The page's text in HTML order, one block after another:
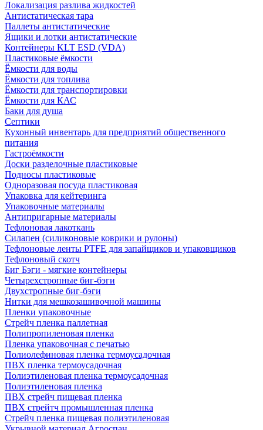
Локализация разлива жидкостей
Антистатическая тара
Паллеты антистатические
Ящики и лотки антистатические
Контейнеры KLT ESD (VDA)
Пластиковые ёмкости
Ёмкости для воды
Ёмкости для топлива
Ёмкости для транспортировки
Ёмкости для КАС
Баки для душа
Септики
Кухонный инвентарь для предприятий общественного
питания
Гастроёмкости
Доски разделочные пластиковые
Подносы пластиковые
Одноразовая посуда пластиковая
Упаковка для кейтеринга
Упаковочные материалы
Антипригарные материалы
Тефлоновая лакоткань
Силапен (силиконовые коврики и рулоны)
Тефлоновые ленты PTFE для запайщиков и упаковщиков
Тефлоновый скотч
Биг Бэги - мягкие контейнеры
Четырехстропные биг-бэги
Двухстропные биг-бэги
Нитки для мешкозашивочной машины
Пленки упаковочные
Стрейч пленка паллетная
Полипропиленовая пленка
Пленка упаковочная с печатью
Полиолефиновая пленка термоусадочная
ПВХ пленка термоусадочная
Полиэтиленовая пленка термоусадочная
Полиэтиленовая пленка
ПВХ стрейч пищевая пленка
ПВХ стрейтч промышленная пленка
Стрейч пленка пищевая полиэтиленовая